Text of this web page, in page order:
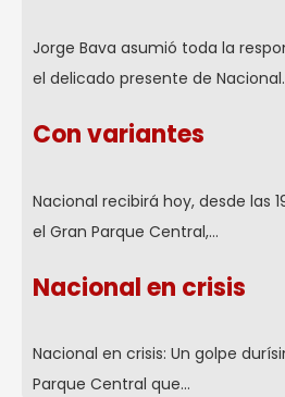
Jorge Bava asumió toda la
el delicado presente de
Con variantes
Nacional recibirá hoy, desde las
el Gran Parque Central,…
Nacional en crisis
Nacional en crisis: Un golpe
Parque Central que…